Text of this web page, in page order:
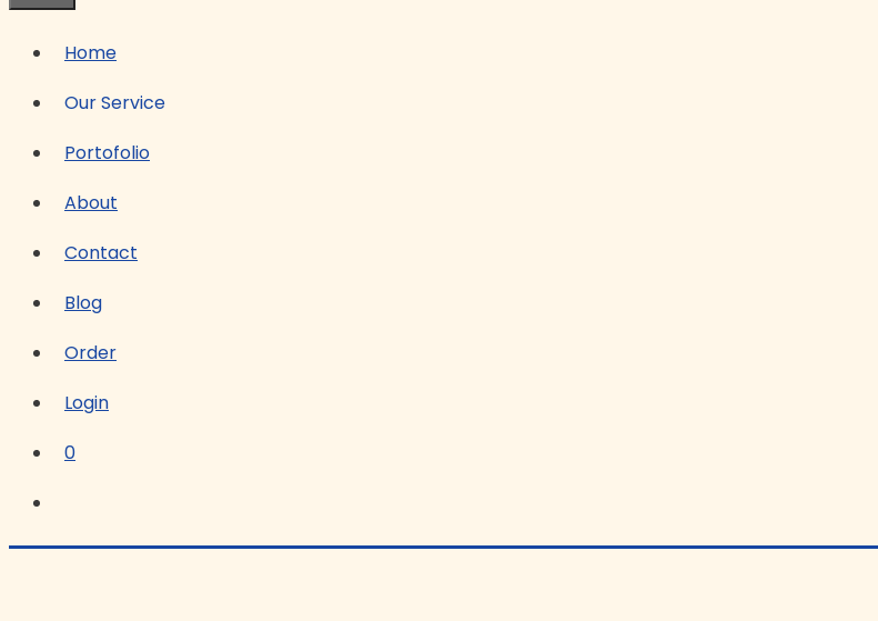
Home
Our Service
Portofolio
About
Contact
Blog
Order
Login
0